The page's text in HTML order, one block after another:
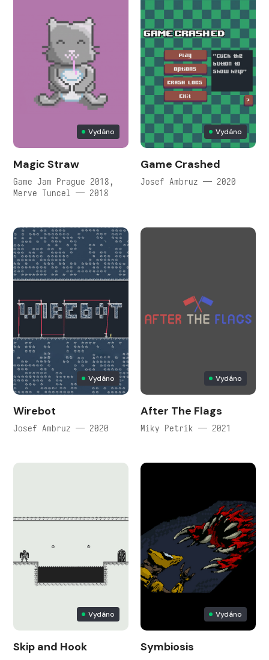
Vydáno
Magic Straw
Game Jam Prague 2018,
Merve Tuncel — 2018
Vydáno
Game Crashed
Josef Ambruz — 2020
Vydáno
Wirebot
Josef Ambruz — 2020
Vydáno
After The Flags
Miky Petrik — 2021
Vydáno
Skip and Hook
Vydáno
Symbiosis